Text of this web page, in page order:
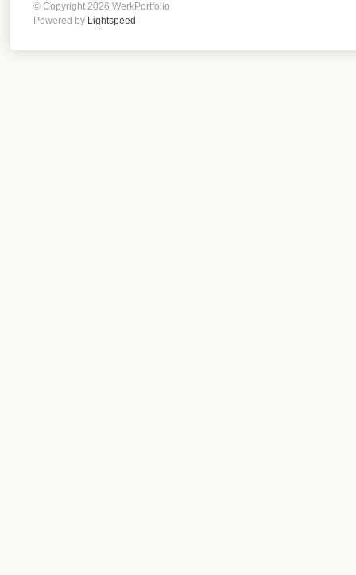
© Copyright 2026 WerkPortfolio
Powered by Lightspeed